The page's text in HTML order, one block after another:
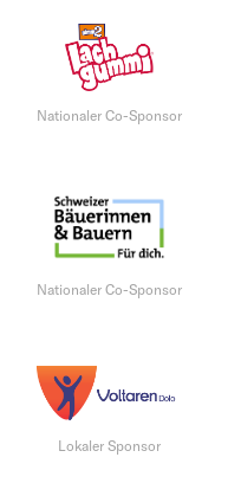
Nationaler Co-Sponsor
Nationaler Co-Sponsor
Lokaler Sponsor